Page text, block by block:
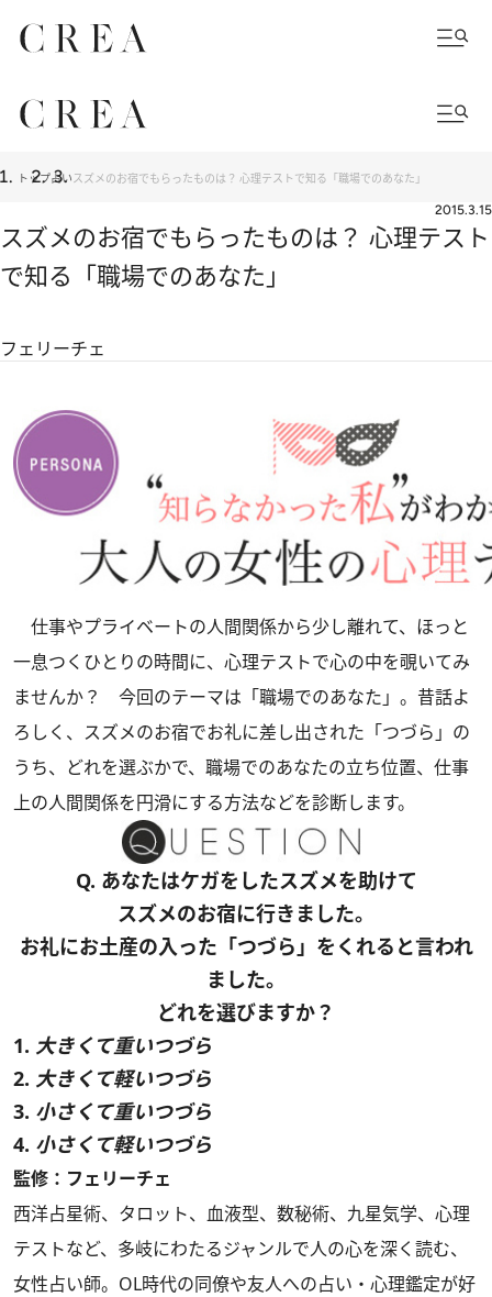
トップ占いスズメのお宿でもらったものは？ 心理テストで知る「職場でのあなた」
2015.3.15
スズメのお宿でもらったものは？ 心理テスト
で知る「職場でのあなた」
フェリーチェ
仕事やプライベートの人間関係から少し離れて、ほっと
一息つくひとりの時間に、心理テストで心の中を覗いてみ
ませんか？ 今回のテーマは「職場でのあなた」。昔話よ
ろしく、スズメのお宿でお礼に差し出された「つづら」の
うち、どれを選ぶかで、職場でのあなたの立ち位置、仕事
上の人間関係を円滑にする方法などを診断します。
Q. あなたはケガをしたスズメを助けて
スズメのお宿に行きました。
お礼にお土産の入った「つづら」をくれると言われ
ました。
どれを選びますか？
1. 大きくて重いつづら
2. 大きくて軽いつづら
3. 小さくて重いつづら
4. 小さくて軽いつづら
監修：フェリーチェ
西洋占星術、タロット、血液型、数秘術、九星気学、心理
テストなど、多岐にわたるジャンルで人の心を深く読む、
女性占い師。OL時代の同僚や友人への占い・心理鑑定が好